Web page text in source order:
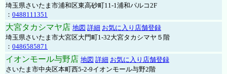
埼玉県さいたま市浦和区東高砂町11-1浦和パルコ2F
： 0488111351
大宮タカシマヤ店 地図 詳細 お気に入り店舗登録
埼玉県さいたま市大宮区大門町1-32大宮タカシマヤ５階
： 0486585871
イオンモール与野店 地図 詳細 お気に入り店舗登録
さいたま市中央区本町西5-2-9イオンモール与野2階